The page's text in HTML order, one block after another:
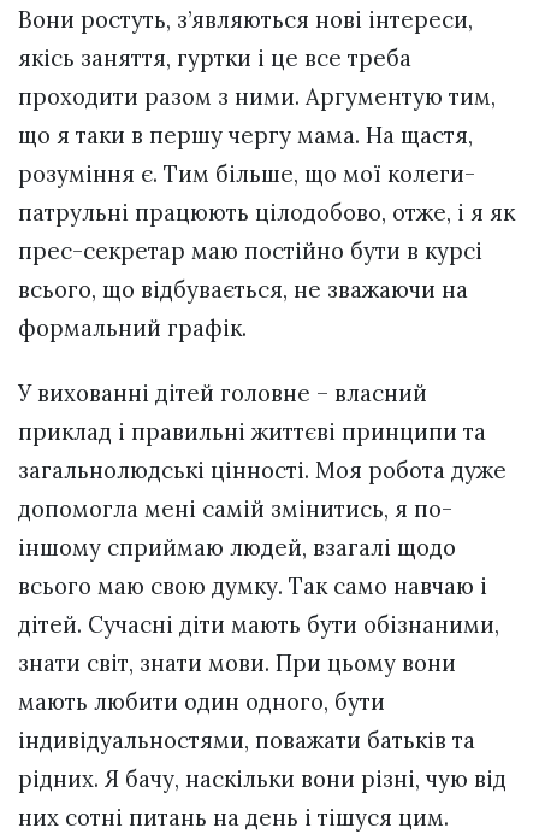
Вони ростуть, з’являються нові інтереси,
якісь заняття, гуртки і це все треба
проходити разом з ними. Аргументую тим,
що я таки в першу чергу мама. На щастя,
розуміння є. Тим більше, що мої колеги-
патрульні працюють цілодобово, отже, і я як
прес-секретар маю постійно бути в курсі
всього, що відбувається, не зважаючи на
формальний графік.
У вихованні дітей головне – власний
приклад і правильні життєві принципи та
загальнолюдські цінності. Моя робота дуже
допомогла мені самій змінитись, я по-
іншому сприймаю людей, взагалі щодо
всього маю свою думку. Так само навчаю і
дітей. Сучасні діти мають бути обізнаними,
знати світ, знати мови. При цьому вони
мають любити один одного, бути
індивідуальностями, поважати батьків та
рідних. Я бачу, наскільки вони різні, чую від
них сотні питань на день і тішуся цим.